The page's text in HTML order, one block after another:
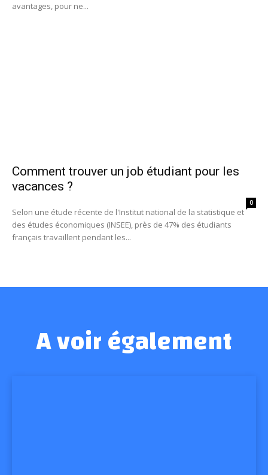
avantages, pour ne...
Comment trouver un job étudiant pour les
vacances ?
0
Selon une étude récente de l'Institut national de la statistique et
des études économiques (INSEE), près de 47% des étudiants
français travaillent pendant les...
A voir également